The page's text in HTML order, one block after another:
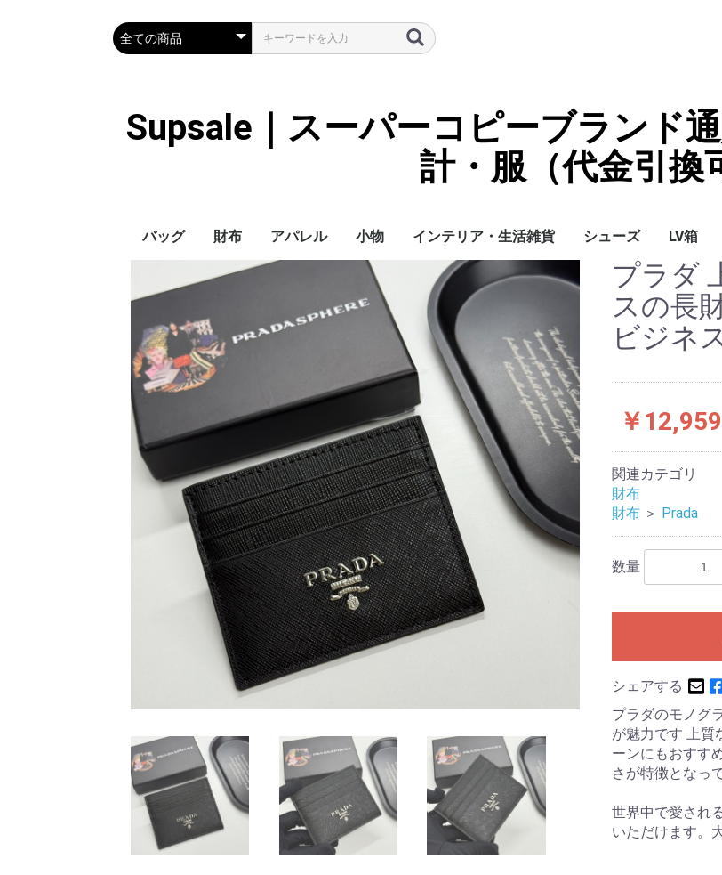
Supsale｜スーパーコピーブランド
計・服（代金引換
バッグ
Hermes
LOUIS VUITTON
Chanel
Loewe
Celine
Gucci
Prada
Balenciaga
MiuMiu
財布
HERMES
CHANEL
LOUIS VUITTON
Celine
YSL
Miu Miu
Prada
Gucci
Fendi
アパレル
LOUIS VUITTON
THE NORTH FACE
𝗖𝗔𝗡𝗔𝗗𝗔 𝗚𝗢𝗢𝗦𝗘
小物
ぼうし
ネクタイ
ハンカチ
スマホケース
サングラス・アイウェ
ア
アクセサリー
マフラー/スカーフ LOUIS VUITTON
CHANEL
HERMES
GUCCI
DIOR
FENDI
LINEID：0109shop
バッグチャーム
バッグストラップ
カード（コイン）ケー
ス
キーケース
時計
ヘアアクセサリー
インテリア・生活雑貨
寝具
ブランケット
カーペット絨毯
クッションカバー/ク
ッション
小物入れ収納ボックス
バスタオル
QRコード
シューズ
レディース/女性用
メンズ/男性用
Gucci
Chanel
LV箱
プラダ
スの長
ビジネ
￥12,959
関連カテゴリ
財布
財布 ＞ Prada
数量
シェアする
プラダのモノグ
が魅力です 上質
ーンにもおすす
さが特徴となっ
世界中で愛され
いただけます。